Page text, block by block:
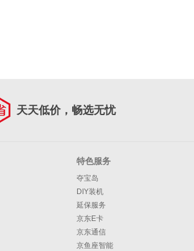
天天低价，畅选无忧
特色服务
夺宝岛
DIY装机
延保服务
京东E卡
京东通信
京鱼座智能